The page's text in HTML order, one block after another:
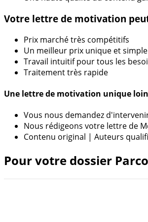
Votre lettre de motivation
Prix marché très compétitifs
Un meilleur prix unique et simple
Travail intuitif pour tous les
Traitement très rapide
Une lettre de motivation unique
Vous nous demandez
Nous rédigeons votre lettre de
Contenu original | Auteurs
Pour votre dossier